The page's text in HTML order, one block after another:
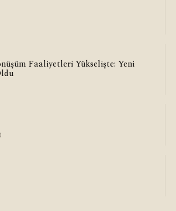
Faaliyetleri Yükselişte: Yeni